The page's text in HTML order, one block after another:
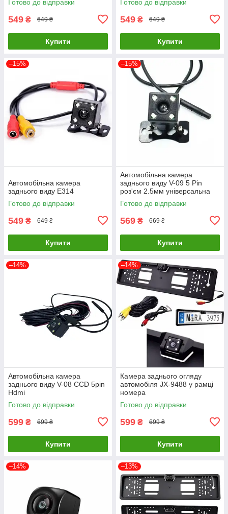
Готово до відправки
549 ₴ 649 ₴
Купити
Готово до відправки
549 ₴ 649 ₴
Купити
–15%
Автомобільна камера
заднього виду E314
Готово до відправки
549 ₴ 649 ₴
Купити
–15%
Автомобільна камера
заднього виду V-09 5 Pin
роз'єм 2.5мм універсальна
Готово до відправки
569 ₴ 669 ₴
Купити
–14%
Автомобільна камера
заднього виду V-08 CCD 5pin
Hdmi
Готово до відправки
599 ₴ 699 ₴
Купити
–14%
Камера заднього огляду
автомобіля JX-9488 у рамці
номера
Готово до відправки
599 ₴ 699 ₴
Купити
–14% –13%